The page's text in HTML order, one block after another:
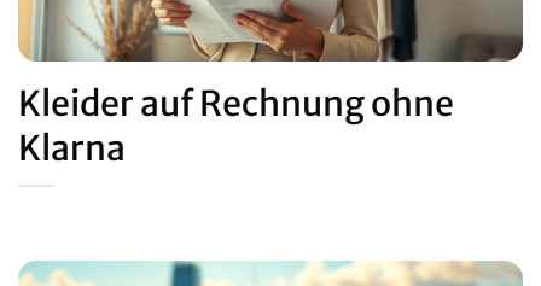
Kleider auf Rechnung ohne
Klarna